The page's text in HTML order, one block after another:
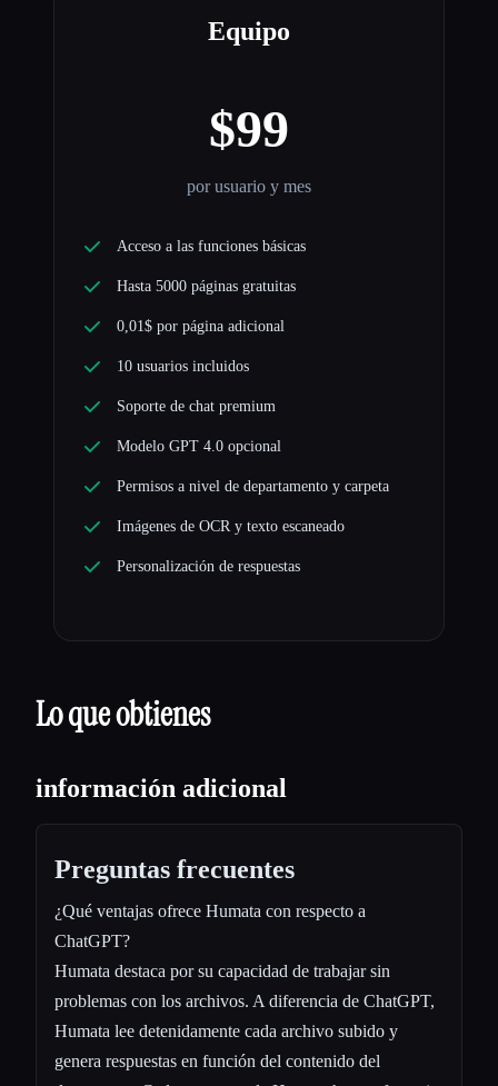
Equipo
$99
por usuario y mes
Acceso a las funciones básicas
Hasta 5000 páginas gratuitas
0,01$ por página adicional
10 usuarios incluidos
Soporte de chat premium
Modelo GPT 4.0 opcional
Permisos a nivel de departamento y carpeta
Imágenes de OCR y texto escaneado
Personalización de respuestas
Lo que obtienes
información adicional
Preguntas frecuentes
¿Qué ventajas ofrece Humata con respecto a
ChatGPT?
Humata destaca por su capacidad de trabajar sin
problemas con los archivos. A diferencia de ChatGPT,
Humata lee detenidamente cada archivo subido y
genera respuestas en función del contenido del